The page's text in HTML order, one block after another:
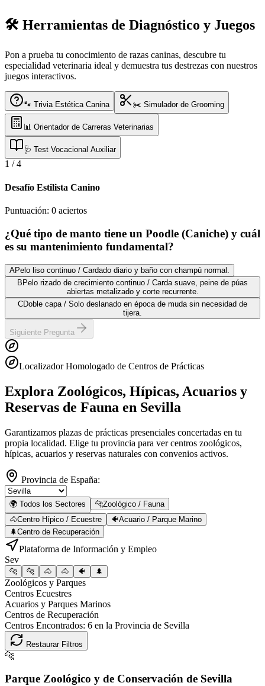
🛠️ Herramientas de Diagnóstico y Juegos
Pon a prueba tu conocimiento de razas caninas, descubre tu
especialidad veterinaria ideal y demuestra tus destrezas con nuestros
juegos interactivos.
🐾 Trivia Estética Canina ✂️ Simulador de Grooming
📊 Orientador de Carreras Veterinarias
🩺 Test Vocacional Auxiliar
1 /4
Desafío Estilista Canino
Puntuación: 0 aciertos
¿Qué tipo de manto tiene un Poodle (Caniche) y cuál
es su mantenimiento fundamental?
APelo liso continuo / Cardado diario y baño con champú normal.
B Pelo rizado de crecimiento continuo / Carda suave, peine de púas
abiertas metalizado y corte recurrente.
CDoble capa / Solo deslanado en época de muda sin necesidad de
tijera.
Siguiente Pregunta
Localizador Homologado de Centros de Prácticas
Explora Zoológicos, Hípicas, Acuarios y
Reservas de Fauna en Sevilla
Garantizamos plazas de prácticas presenciales concertadas en tu
propia localidad. Elige tu provincia para ver centros zoológicos,
hípicas, acuarios y reservas naturales con convenios activos.
Provincia de España:
🌍 Todos los Sectores 🐆Zoológico / Fauna
🐴Centro Hípico / Ecuestre 🐠Acuario / Parque Marino
🌲Centro de Recuperación
Plataforma de Información y Empleo
Sev
🐆 🐆 🐴 🐴 🐠 🌲
Zoológicos y Parques
Centros Ecuestres
Acuarios y Parques Marinos
Centros de Recuperación
Centros Encontrados: 6 en la Provincia de Sevilla
Restaurar Filtros
🐆
Parque Zoológico y de Conservación de Sevilla